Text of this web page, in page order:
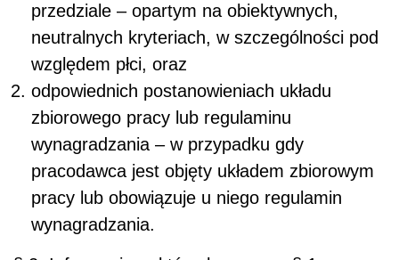
przedziale – opartym na obiektywnych,
neutralnych kryteriach, w szczególności pod
względem płci, oraz
odpowiednich postanowieniach układu
zbiorowego pracy lub regulaminu
wynagradzania – w przypadku gdy
pracodawca jest objęty układem zbiorowym
pracy lub obowiązuje u niego regulamin
wynagradzania.